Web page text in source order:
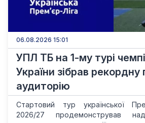
06.08.2026 15:01
УПЛ ТБ на 1-му турі
України зібрав рекордну
аудиторію
Стартовий тур української
2026/27 продемонстрував